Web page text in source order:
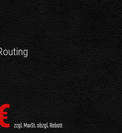
zzgl. MwSt. abzgl. Rabatt